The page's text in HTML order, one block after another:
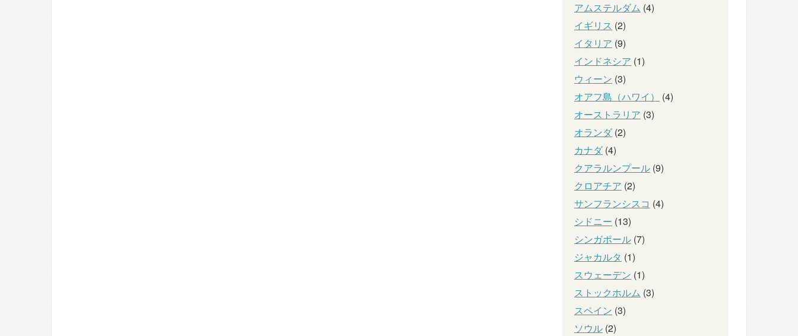
アムステルダム (4)
イギリス (2)
イタリア (9)
インドネシア (1)
ウィーン (3)
オアフ島（ハワイ）
(4)
オーストラリア (3)
オランダ(2)
カナダ(4)
クアラルンプール (9)
クロアチア (2)
サンフランシスコ (4)
シドニー (13)
シンガポール (7)
ジャカルタ (1)
スウェーデン (1)
ストックホルム (3)
スペイン (3)
ソウル (2)